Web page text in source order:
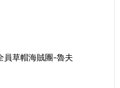
員草帽海賊團-魯夫